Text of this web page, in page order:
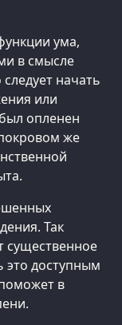
ума,
в смысле
начать
или
опленен
же
Так
существенное
это доступным
в